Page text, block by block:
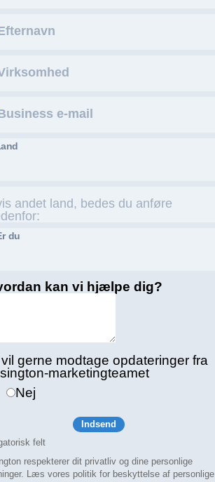
e-mail
andet land, bedes du anføre
du
kan vi hjælpe dig?
gerne modtage opdateringer fra
marketingteamet
Nej
felt
respekterer dit privatliv og dine personlige
Læs vores politik for beskyttelse af personlige